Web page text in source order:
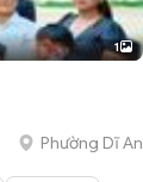
1
Phường Dĩ An